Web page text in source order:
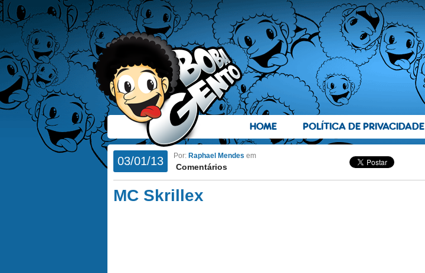
HOME POLÍTICA DE PRIVACIDADE
03/01/13 Por: Raphael Mendes em
Comentários
MC Skrillex